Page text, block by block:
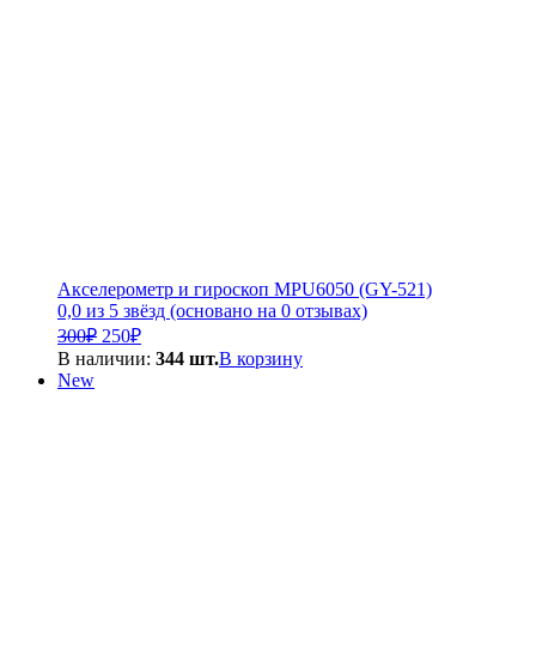
Акселерометр и гироскоп MPU6050 (GY-521)
0,0 из 5 звёзд (основано на 0 отзывах)
300₽ Первоначальная
цена
250₽Текущая
цена:
В наличии: 344 шт.В корзину
New